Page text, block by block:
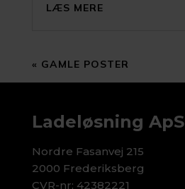
LÆS MERE
« GAMLE POSTER
Ladeløsning ApS
Nordre Fasanvej 215
2000 Frederiksberg
CVR-nr: 42382221